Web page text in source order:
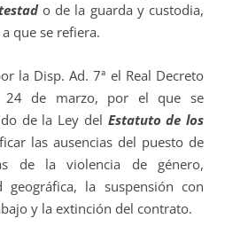
o de la guarda y custodia,
que se refiera.
Ad. 7ª el Real Decreto
24 de marzo, por el que se
de la Ley del Estatuto de los
las ausencias del puesto de
de la violencia de género,
la suspensión con
y la extinción del contrato.